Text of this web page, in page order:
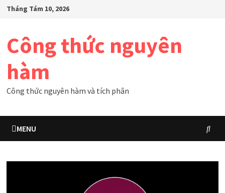
SkipTháng Tám 10, 2026
Công thức nguyên
hàm
Công thức nguyên hàm và tích phân
MENU